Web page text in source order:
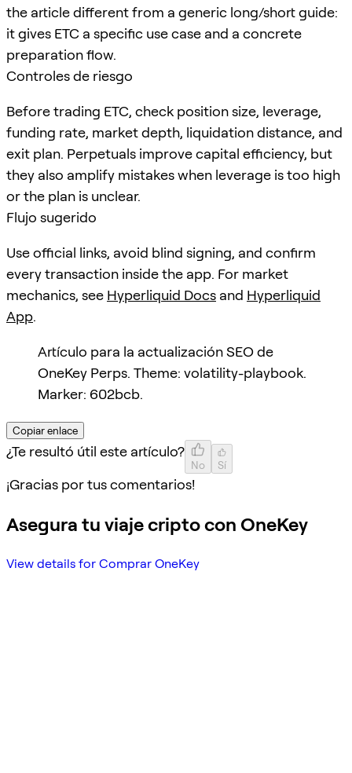
the article different from a generic long/short guide:
it gives ETC a specific use case and a concrete
preparation flow.
Controles de riesgo
Before trading ETC, check position size, leverage,
funding rate, market depth, liquidation distance, and
exit plan. Perpetuals improve capital efficiency, but
they also amplify mistakes when leverage is too high
or the plan is unclear.
Flujo sugerido
Use official links, avoid blind signing, and confirm
every transaction inside the app. For market
mechanics, see Hyperliquid Docs and Hyperliquid
App.
Artículo para la actualización SEO de
OneKey Perps. Theme: volatility-playbook.
Marker: 602bcb.
Copiar enlace
¿Te resultó útil este artículo?
No Sí
¡Gracias por tus comentarios!
Asegura tu viaje cripto con OneKey
View details for Comprar OneKey